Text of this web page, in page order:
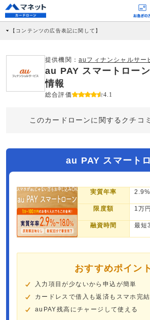
【コンテンツの広告表記に関して】
社に対して企業から紹介報酬が支払われるという収益モ
商品を根拠なくPRするものではなく、当編集部の調査
どに基づき、公平性を担保した情報提供を行っています
>提携企業一覧
提供機関： auフィナンシャルサー
au PAY スマートロー
情報
総合評価 4.1
このカードローンに関するクチコ
au PAY スマート
実質年率
限度額 1万
融資時間 最短
おすすめポイント
入力項目が少ないから申込が簡単
カードレスで借入も返済もスマホ完結
auPAY残高にチャージして使える